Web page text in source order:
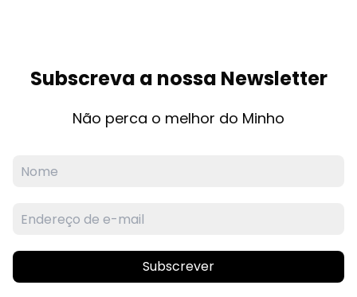
Subscreva a nossa Newsletter
Não perca o melhor do Minho
Subscrever